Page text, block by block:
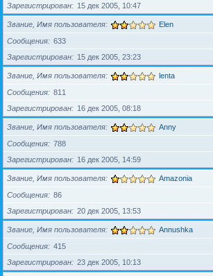
Зарегистрирован
15 дек 2005, 10:47
Звание, Имя пользователя Elen
Сообщения
633
Зарегистрирован
15 дек 2005, 23:23
Звание, Имя пользователя lenta
Сообщения
811
Зарегистрирован
16 дек 2005, 08:18
Звание, Имя пользователя Anny
Сообщения
788
Зарегистрирован
16 дек 2005, 14:59
Звание, Имя пользователя Amazonia
Сообщения
86
Зарегистрирован
20 дек 2005, 13:53
Звание, Имя пользователя Annushka
Сообщения
415
Зарегистрирован
23 дек 2005, 10:13